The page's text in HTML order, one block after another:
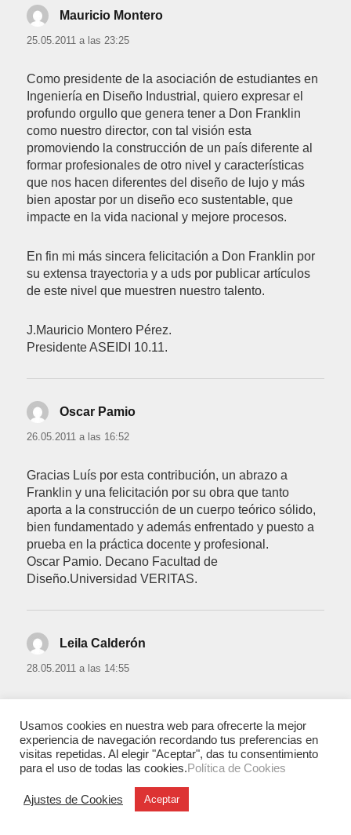
Mauricio Montero
25.05.2011 a las 23:25
Como presidente de la asociación de estudiantes en
Ingeniería en Diseño Industrial, quiero expresar el
profundo orgullo que genera tener a Don Franklin
como nuestro director, con tal visión esta
promoviendo la construcción de un país diferente al
formar profesionales de otro nivel y características
que nos hacen diferentes del diseño de lujo y más
bien apostar por un diseño eco sustentable, que
impacte en la vida nacional y mejore procesos.
En fin mi más sincera felicitación a Don Franklin por
su extensa trayectoria y a uds por publicar artículos
de este nivel que muestren nuestro talento.
J.Mauricio Montero Pérez.
Presidente ASEIDI 10.11.
Oscar Pamio
26.05.2011 a las 16:52
Gracias Luís por esta contribución, un abrazo a
Franklin y una felicitación por su obra que tanto
aporta a la construcción de un cuerpo teórico sólido,
bien fundamentado y además enfrentado y puesto a
prueba en la práctica docente y profesional.
Oscar Pamio. Decano Facultad de
Diseño.Universidad VERITAS.
Leila Calderón
28.05.2011 a las 14:55
Fernando.
LUIS MONGEdice:
Usamos cookies en nuestra web para ofrecerte la mejor
experiencia de navegación recordando tus preferencias en
visitas repetidas. Al elegir "Aceptar", das tu consentimiento
para el uso de todas las cookies.Política de Cookies
Ajustes de Cookies Aceptar